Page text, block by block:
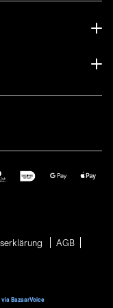
AGB
BazaarVoice